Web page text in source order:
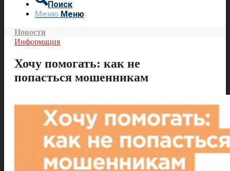
Поиск
Меню Меню
Новости
Информация
Хочу помогать: как не
попасться мошенникам